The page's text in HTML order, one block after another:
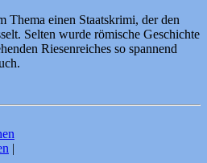
Thema einen Staatskrimi, der den
Selten wurde römische Geschichte
Riesenreiches so spannend
|